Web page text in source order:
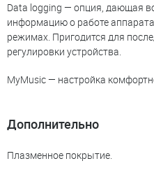
Data logging — опция, дающая
информацию о работе
режимах. Пригодится для
регулировки устройства.
MyMusic — настройка
Дополнительно
Плазменное покрытие.